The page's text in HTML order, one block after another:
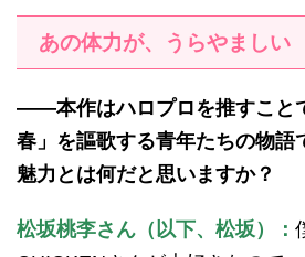
あの体力が、うらやましい
——本作はハロプロを推すこと
春」を謳歌する青年たちの物語
魅力とは何だと思いますか？
松坂桃李さん（以下、松坂）：